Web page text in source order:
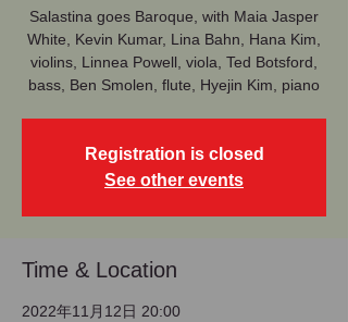
Salastina goes Baroque, with Maia Jasper
White, Kevin Kumar, Lina Bahn, Hana Kim,
violins, Linnea Powell, viola, Ted Botsford,
bass, Ben Smolen, flute, Hyejin Kim, piano
Registration is closed
See other events
Time & Location
2022年11月12日 20:00